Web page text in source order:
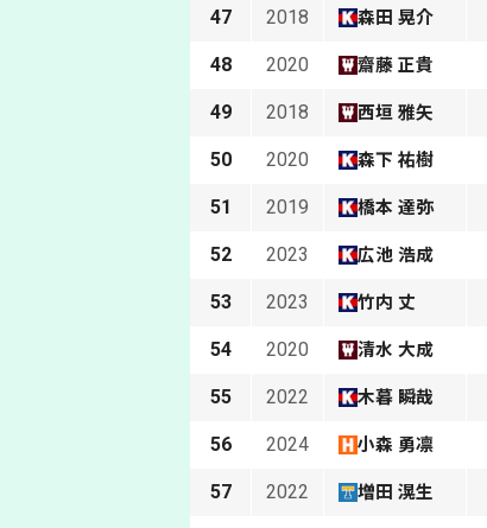
47 2018 森田 晃介
48 2020 齋藤 正貴
49 2018 西垣 雅矢
50 2020 森下 祐樹
51 2019 橋本 達弥
52 2023 広池 浩成
53 2023 竹内 丈
54 2020 清水 大成
55 2022 木暮 瞬哉
56 2024 小森 勇凛
57 2022 増田 滉生